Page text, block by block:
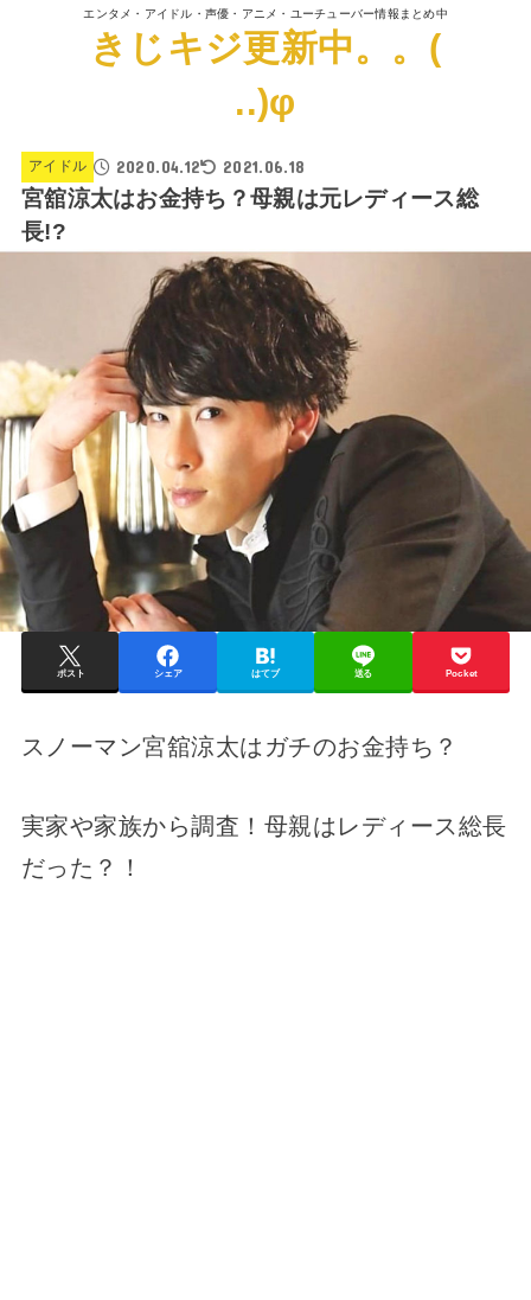
エンタメ・アイドル・声優・アニメ・ユーチューバー情報まとめ中
きじキジ更新中。。(
..)φ
アイドル 2020.04.12 2021.06.18
宮舘涼太はお金持ち？母親は元レディース総
長!?
ポスト シェア はてブ 送る Pocket
スノーマン宮舘涼太はガチのお金持ち？
実家や家族から調査！母親はレディース総長
だった？！